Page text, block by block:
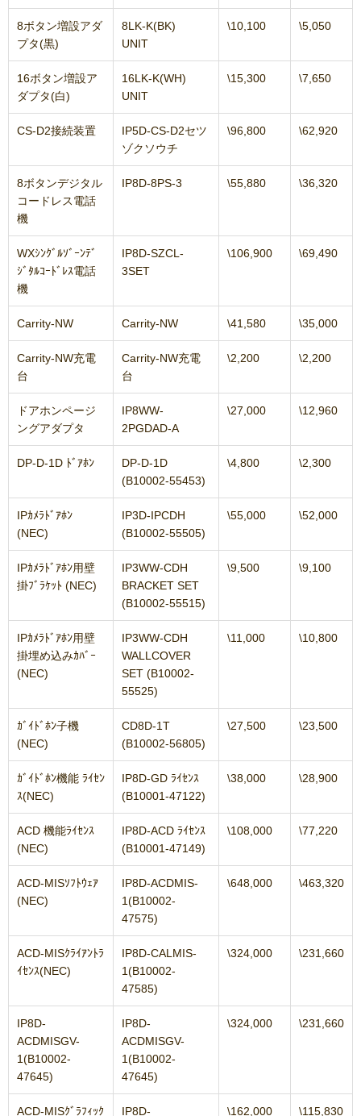
8ボタン増設アダ
プタ(黒)
8LK-K(BK)
UNIT
\10,100 \5,050
16ボタン増設ア
ダプタ(白)
16LK-K(WH)
UNIT
\15,300 \7,650
CS-D2接続装置
IP5D-CS-D2セツ
ゾクソウチ
\96,800 \62,920
8ボタンデジタル
コードレス電話
機
IP8D-8PS-3 \55,880 \36,320
WXｼﾝｸﾞﾙｿﾞｰﾝﾃﾞ
ｼﾞﾀﾙｺｰﾄﾞﾚｽ電話
機
IP8D-SZCL-
3SET
\106,900 \69,490
Carrity-NW Carrity-NW \41,580 \35,000
Carrity-NW充電
台
Carrity-NW充電
台
\2,200 \2,200
ドアホンページ
ングアダプタ
IP8WW-
2PGDAD-A
\27,000 \12,960
DP-D-1D ﾄﾞｱﾎﾝ
DP-D-1D
(B10002-55453)
\4,800 \2,300
IPｶﾒﾗﾄﾞｱﾎﾝ
(NEC)
IP3D-IPCDH
(B10002-55505)
\55,000 \52,000
IPｶﾒﾗﾄﾞｱﾎﾝ用壁
掛ﾌﾞﾗｹｯﾄ (NEC)
IP3WW-CDH
BRACKET SET
(B10002-55515)
\9,500 \9,100
IPｶﾒﾗﾄﾞｱﾎﾝ用壁
掛埋め込みｶﾊﾞｰ
(NEC)
IP3WW-CDH
WALLCOVER
SET (B10002-
55525)
\11,000 \10,800
ｶﾞｲﾄﾞﾎﾝ子機
(NEC)
CD8D-1T
(B10002-56805)
\27,500 \23,500
ｶﾞｲﾄﾞﾎﾝ機能 ﾗｲｾﾝ
ｽ(NEC)
IP8D-GD ﾗｲｾﾝｽ
(B10001-47122)
\38,000 \28,900
ACD 機能ﾗｲｾﾝｽ
(NEC)
IP8D-ACD ﾗｲｾﾝｽ
(B10001-47149)
\108,000 \77,220
ACD-MISｿﾌﾄｳｪｱ
(NEC)
IP8D-ACDMIS-
1(B10002-
47575)
\648,000 \463,320
ACD-MISｸﾗｲｱﾝﾄﾗ
ｲｾﾝｽ(NEC)
IP8D-CALMIS-
1(B10002-
47585)
\324,000 \231,660
IP8D-
ACDMISGV-
1(B10002-
47645)
IP8D-
ACDMISGV-
1(B10002-
47645)
\324,000 \231,660
ACD-MISｸﾞﾗﾌｨｯｸ
IP8D-
\162,000 \115,830